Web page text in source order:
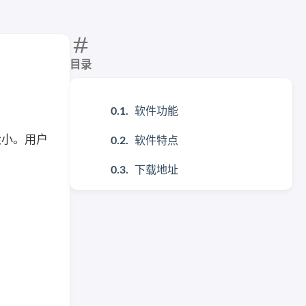
目录
软件功能
软件特点
下载地址
。用户